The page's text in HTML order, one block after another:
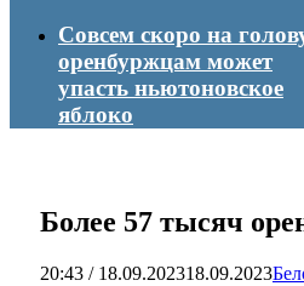
Совсем скоро на
оренбуржцам может
упасть ньютоновское
яблоко
Более 57 тысяч
20:43 / 18.09.202318.09.2023